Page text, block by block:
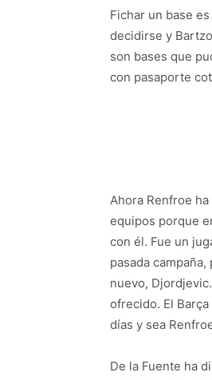
Fichar un base
decidirse y
son bases que
con pasaporte
Ahora Renfroe
equipos porque
con él. Fue un
pasada
nuevo,
ofrecido. El
días y sea
De la Fuente ha